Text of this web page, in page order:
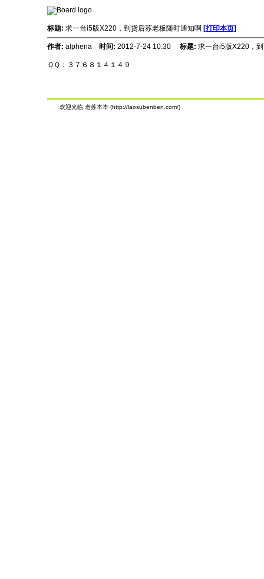
标题: 求一台i5版X220，到货后苏老板随时通知啊 [打印本页]
作者: alphena 时间: 2012-7-24 10:30 标题: 求一台i5版X220，
ＱＱ：３７６８１４１４９
欢迎光临 老苏本本 (http://laosubenben.com/)